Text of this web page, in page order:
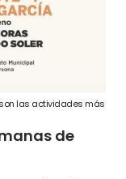
las actividades más
de